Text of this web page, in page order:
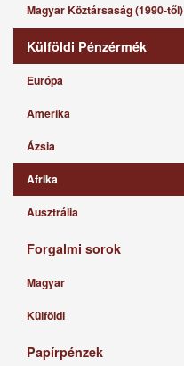
Magyar Köztársaság (1990-től)
Külföldi Pénzérmék
Európa
Amerika
Ázsia
Afrika
Ausztrália
Forgalmi sorok
Magyar
Külföldi
Papírpénzek